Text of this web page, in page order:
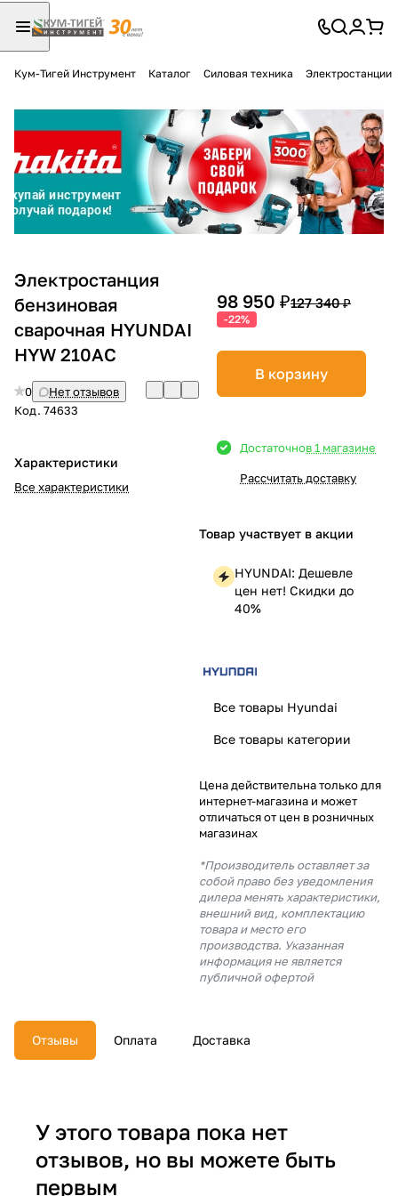
Кум-Тигей Инструмент Каталог Силовая техника Электростанции
Электростанция
бензиновая
сварочная HYUNDAI
HYW 210AC
0
Нет отзывов
Код. 74633
Характеристики
Все характеристики
98 950 ₽127 340 ₽
-22%
В корзину
Достаточнов 1 магазине
Рассчитать доставку
Товар участвует в акции
HYUNDAI: Дешевле
цен нет! Скидки до
40%
Все товары Hyundai
Все товары категории
Цена действительна только для
интернет-магазина и может
отличаться от цен в розничных
магазинах
*Производитель оставляет за
собой право без уведомления
дилера менять характеристики,
внешний вид, комплектацию
товара и место его
производства. Указанная
информация не является
публичной офертой
Отзывы Оплата Доставка
У этого товара пока нет
отзывов, но вы можете быть
первым
Разбейте
оплатуна части
без переплат
График платежей
Сегодня
25 %
% картой любого банка
% будут
каждые 2 недели
25
раз в 2
Остались вопросы?
8 800 302-02-51
plait.ru